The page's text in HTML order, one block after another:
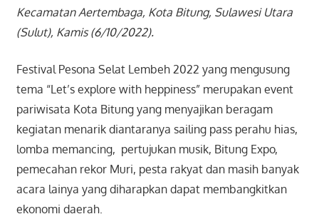
Kecamatan Aertembaga, Kota Bitung, Sulawesi Utara
(Sulut), Kamis (6/10/2022).
Festival Pesona Selat Lembeh 2022 yang mengusung
tema “Let’s explore with heppiness” merupakan event
pariwisata Kota Bitung yang menyajikan beragam
kegiatan menarik diantaranya sailing pass perahu hias,
lomba memancing, pertujukan musik, Bitung Expo,
pemecahan rekor Muri, pesta rakyat dan masih banyak
acara lainya yang diharapkan dapat membangkitkan
ekonomi daerah.